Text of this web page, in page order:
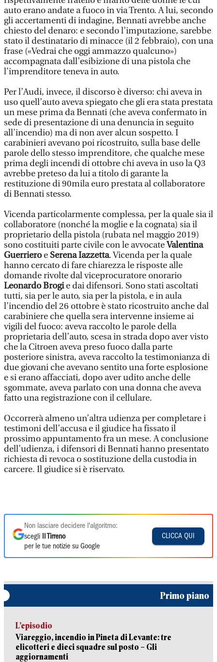
auto erano andate a fuoco in via Trento. A lui, secondo
gli accertamenti di indagine, Bennati avrebbe anche
chiesto del denaro: e secondo l’imputazione, sarebbe
stato il destinatario di minacce (il 2 febbraio), con una
frase («Vedrai che oggi ammazzo qualcuno»)
accompagnata dall’esibizione di una pistola che
l’imprenditore teneva in auto.
Per l’Audi, invece, il discorso è diverso: chi aveva in
uso quell’auto aveva spiegato che gli era stata prestata
un mese prima da Bennati (che aveva confermato in
sede di presentazione di una denuncia in seguito
all’incendio) ma di non aver alcun sospetto. I
carabinieri avevano poi ricostruito, sulla base delle
parole dello stesso imprenditore, che qualche mese
prima degli incendi di ottobre chi aveva in uso la Q3
avrebbe preteso da lui a titolo di garante la
restituzione di 90mila euro prestata al collaboratore
di Bennati stesso.
Vicenda particolarmente complessa, per la quale sia il
collaboratore (nonché la moglie e la cognata) sia il
proprietario della pistola (rubata nel maggio 2019)
sono costituiti parte civile con le avvocateValentina
Guerrieroe Serena Iazzetta. Vicenda per la quale
hanno cercato di fare chiarezza le risposte alle
domande rivolte dal viceprocuratore onorario
Leonardo Brogie dai difensori. Sono stati ascoltati
tutti, sia per le auto, sia per la pistola, e in aula
l’incendio del 26 ottobre è stato ricostruito anche dal
carabiniere che quella sera intervenne insieme ai
vigili del fuoco: aveva raccolto le parole della
proprietaria dell’auto, scesa in strada dopo aver visto
che la Citroen aveva preso fuoco dalla parte
posteriore sinistra, aveva raccolto la testimonianza di
due giovani che avevano sentito una forte esplosione
e si erano affacciati, dopo aver udito anche delle
sgommate, aveva parlato con una donna che aveva
fatto una registrazione con il cellulare.
Occorrerà almeno un’altra udienza per completare i
testimoni dell’accusa e il giudice ha fissato il
prossimo appuntamento fra un mese. A conclusione
dell’udienza, i difensori di Bennati hanno presentato
richiesta di revoca o sostituzione della custodia in
carcere. Il giudice si è riservato.
Non lasciare decidere l'algoritmo:
scegli
Il Tirreno
per le tue notizie su Google
CLICCA QUI
Primo piano
L’episodio
Viareggio, incendio in Pineta di Levante: tre
elicotteri e dieci squadre sul posto – Gli
aggiornamenti